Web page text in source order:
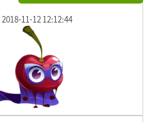
11-12 12:12:44